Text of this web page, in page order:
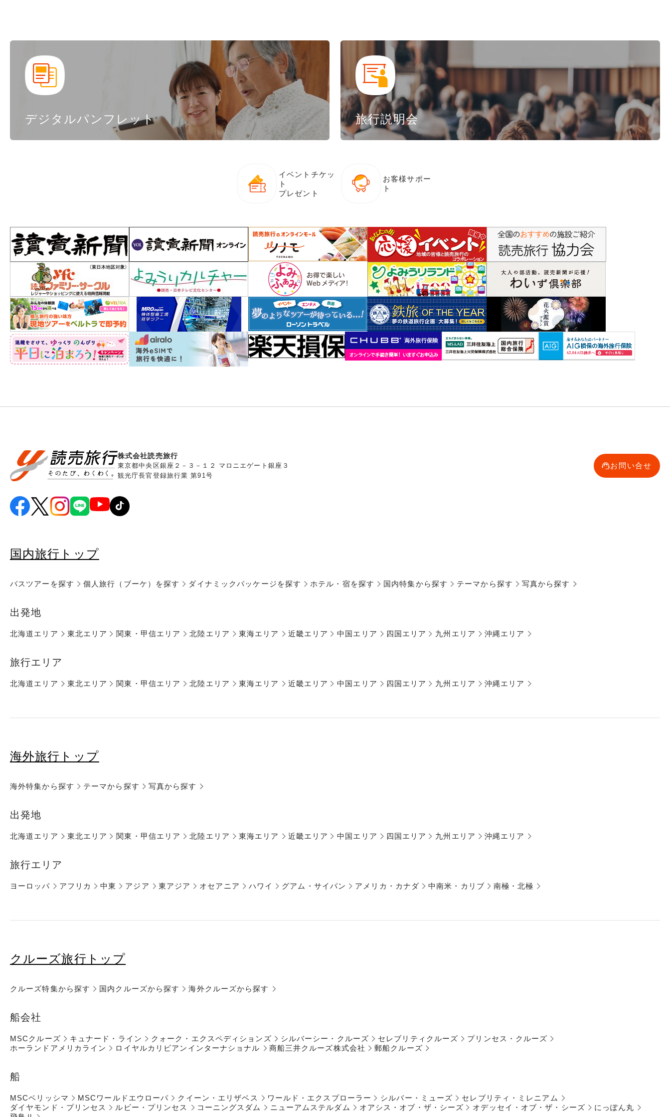
デジタルパンフレット 旅行説明会
イベントチケッ
ト
プレゼント
お客様サポー
ト
株式会社読売旅行
東京都中央区銀座２－３－１２ マロニエゲート銀座３
観光庁長官登録旅行業 第91号
お問い合せ
国内旅行トップ
バスツアーを探す 個人旅行（ブーケ）を探す ダイナミックパッケージを探す ホテル・宿を探す 国内特集から探す テーマから探す 写真から探す
出発地
北海道エリア 東北エリア 関東・甲信エリア 北陸エリア 東海エリア 近畿エリア 中国エリア 四国エリア 九州エリア 沖縄エリア
旅行エリア
北海道エリア 東北エリア 関東・甲信エリア 北陸エリア 東海エリア 近畿エリア 中国エリア 四国エリア 九州エリア 沖縄エリア
海外旅行トップ
海外特集から探す テーマから探す 写真から探す
出発地
北海道エリア 東北エリア 関東・甲信エリア 北陸エリア 東海エリア 近畿エリア 中国エリア 四国エリア 九州エリア 沖縄エリア
旅行エリア
ヨーロッパ アフリカ 中東 アジア 東アジア オセアニア ハワイ グアム・サイパン アメリカ・カナダ 中南米・カリブ 南極・北極
クルーズ旅行トップ
クルーズ特集から探す 国内クルーズから探す 海外クルーズから探す
船会社
MSCクルーズ キュナード・ライン クォーク・エクスペディションズ シルバーシー・クルーズ セレブリティクルーズ
プリンセス・クルーズ
ホーランドアメリカライン
ロイヤルカリビアンインターナショナル 商船三井クルーズ株式会社 郵船クルーズ
船
MSCベリッシマ MSCワールドエウローパ クイーン・エリザベス ワールド・エクスプローラー シルバー・ミューズ
セレブリティ・ミレニアム
ダイヤモンド・プリンセス
ルビー・プリンセス コーニングスダム ニューアムステルダム オアシス・オブ・ザ・シーズ オデッセイ・オブ・ザ・シーズ
にっぽん丸